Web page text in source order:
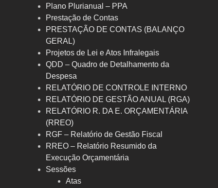
Plano Plurianual – PPA
Prestação de Contas
PRESTAÇÃO DE CONTAS (BALANÇO
GERAL)
Projetos de Lei e Atos Infralegais
QDD – Quadro de Detalhamento da
Despesa
RELATÓRIO DE CONTROLE INTERNO
RELATÓRIO DE GESTÃO ANUAL (RGA)
RELATÓRIO R. DA E. ORÇAMENTÁRIA
(RREO)
RGF – Relatório de Gestão Fiscal
RREO – Relatório Resumido da
Execução Orçamentária
Sessões
Atas